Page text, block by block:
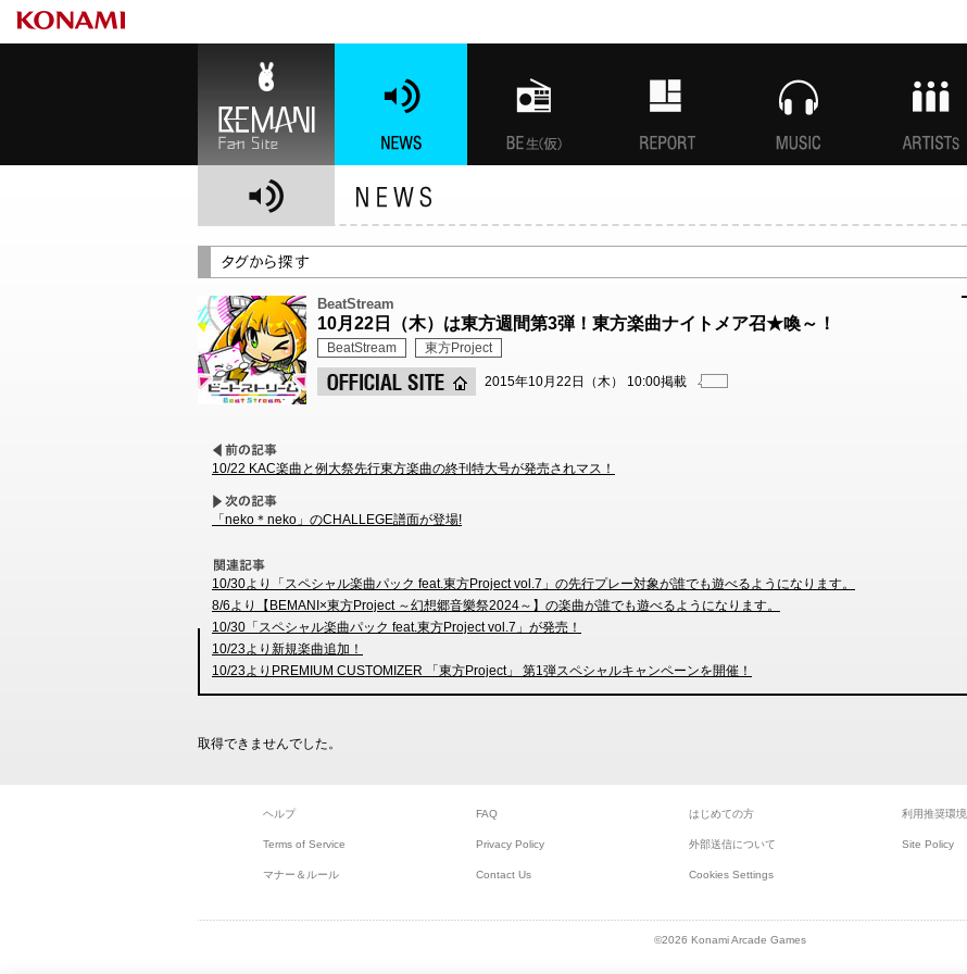
BeatStream
10月22日（木）は東方週間第3弾！東方楽曲ナイトメア召★喚～！
BeatStream 東方Project
2015年10月22日（木） 10:00掲載
10/22 KAC楽曲と例大祭先行東方楽曲の終刊特大号が発売されマス！
「neko＊neko」のCHALLEGE譜面が登場!
10/30より「スペシャル楽曲パック feat.東方Project vol.7」の先行プレー対象が誰でも遊べるようになります。
8/6より【BEMANI×東方Project ～幻想郷音樂祭2024～】の楽曲が誰でも遊べるようになります。
10/30「スペシャル楽曲パック feat.東方Project vol.7」が発売！
10/23より新規楽曲追加！
10/23よりPREMIUM CUSTOMIZER 「東方Project」 第1弾スペシャルキャンペーンを開催！
取得できませんでした。
ヘルプ FAQ はじめての方 利用推奨環境
Terms of Service Privacy Policy 外部送信について Site Policy
マナー＆ルール Contact Us Cookies Settings
©2026 Konami Arcade Games